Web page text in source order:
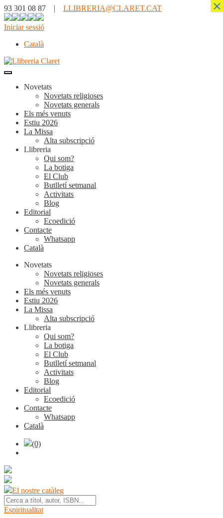
93 301 08 87 | LLIBRERIA@CLARET.CAT
Iniciar sessió
Català
Novetats
Novetats religioses
Novetats generals
Els més venuts
Estiu 2026
La Missa
Alta subscripció
Llibreria
Qui som?
La botiga
El Club
Butlletí setmanal
Activitats
Blog
Editorial
Ecoedició
Contacte
Whatsapp
Català
Novetats
Novetats religioses
Novetats generals
Els més venuts
Estiu 2026
La Missa
Alta subscripció
Llibreria
Qui som?
La botiga
El Club
Butlletí setmanal
Activitats
Blog
Editorial
Ecoedició
Contacte
Whatsapp
Català
(0)
El nostre catàleg
Espiritualitat
×